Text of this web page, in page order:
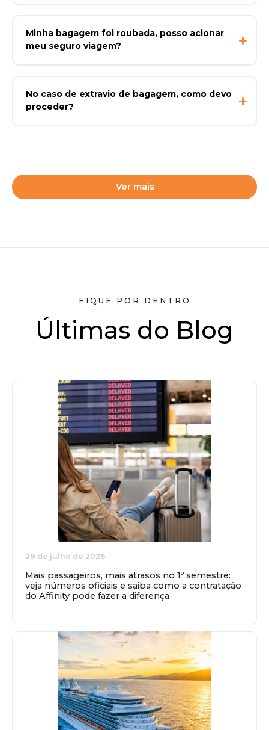
Minha bagagem foi roubada, posso acionar
meu seguro viagem?
No caso de extravio de bagagem, como devo
proceder?
Ver mais
FIQUE POR DENTRO
Últimas do Blog
29 de julho de 2026
Mais passageiros, mais atrasos no 1º semestre:
veja números oficiais e saiba como a contratação
do Affinity pode fazer a diferença